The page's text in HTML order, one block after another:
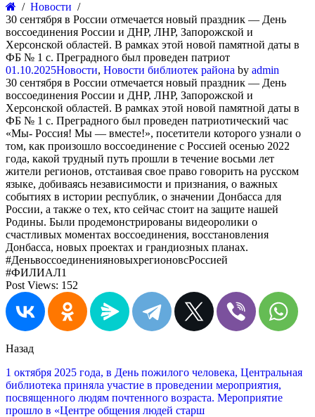
Новости
30 сентября в России отмечается новый праздник — День
воссоединения России и ДНР, ЛНР, Запорожской и
Херсонской областей. В рамках этой новой памятной даты в
ФБ № 1 с. Преградного был проведен патриот
01.10.2025Новости, Новости библиотек района by admin
30 сентября в России отмечается новый праздник — День
воссоединения России и ДНР, ЛНР, Запорожской и
Херсонской областей. В рамках этой новой памятной даты в
ФБ № 1 с. Преградного был проведен патриотический час
«Мы- Россия! Мы — вместе!», посетители которого узнали о
том, как произошло воссоединение с Россией осенью 2022
года, какой трудный путь прошли в течение восьми лет
жители регионов, отстаивая свое право говорить на русском
языке, добиваясь независимости и признания, о важных
событиях в истории республик, о значении Донбасса для
России, а также о тех, кто сейчас стоит на защите нашей
Родины. Были продемонстрированы видеоролики о
счастливых моментах воссоединения, восстановления
Донбасса, новых проектах и грандиозных планах.
#ДеньвоссоединенияновыхрегионовсРоссией
#ФИЛИАЛ1
Post Views: 152
Назад
1 октября 2025 года, в День пожилого человека, Центральная
библиотека приняла участие в проведении мероприятия,
посвященного людям почтенного возраста. Мероприятие
прошло в «Центре общения людей старш